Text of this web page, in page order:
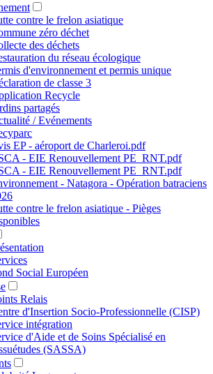
contre le frelon asiatique
zéro déchet
des déchets
du réseau écologique
d'environnement et permis unique
de classe 3
Recycle
partagés
/ Evénements
EP - aéroport de Charleroi.pdf
- EIE Renouvellement PE_RNT.pdf
- EIE Renouvellement PE_RNT.pdf
- Natagora - Opération batraciens
contre le frelon asiatique - Pièges
Social Européen
Relais
d'Insertion Socio-Professionnelle (CISP)
intégration
d'Aide et de Soins Spécialisé en
(SASSA)